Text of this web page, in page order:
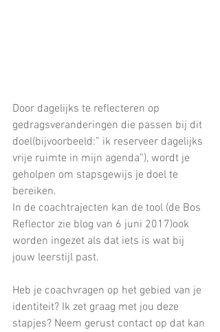
Door dagelijks te reflecteren op
gedragsveranderingen die passen bij dit
doel(bijvoorbeeld:” ik reserveer dagelijks
vrije ruimte in mijn agenda”), wordt je
geholpen om stapsgewijs je doel te
bereiken.
In de coachtrajecten kan de tool (de Bos
Reflector zie blog van 6 juni 2017)ook
worden ingezet als dat iets is wat bij
jouw leerstijl past.
Heb je coachvragen op het gebied van je
identiteit? Ik zet graag met jou deze
stapjes? Neem gerust contact op dat kan